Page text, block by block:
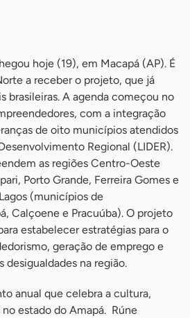
hoje (19), em Macapá (AP). É
a receber o projeto, que já
brasileiras. A agenda começou no
com a integração
de oito municípios atendidos
Regional (LIDER).
as regiões Centro-Oeste
Porto Grande, Ferreira Gomes e
(municípios de
Calçoene e Pracuúba). O projeto
estabelecer estratégias para o
geração de emprego e
desigualdades na região.
anual que celebra a cultura,
estado do Amapá. Rúne